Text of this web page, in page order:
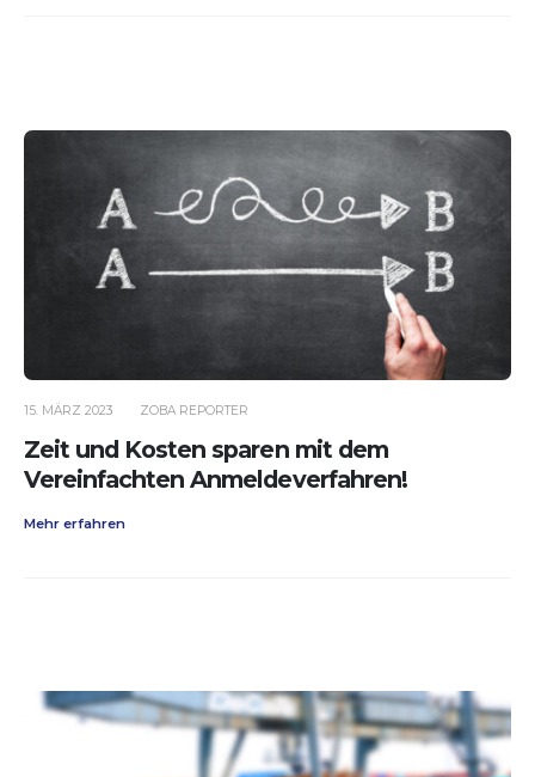
15. MÄRZ 2023 ZOBA REPORTER
Zeit und Kosten sparen mit dem
Vereinfachten Anmeldeverfahren!
Mehr erfahren